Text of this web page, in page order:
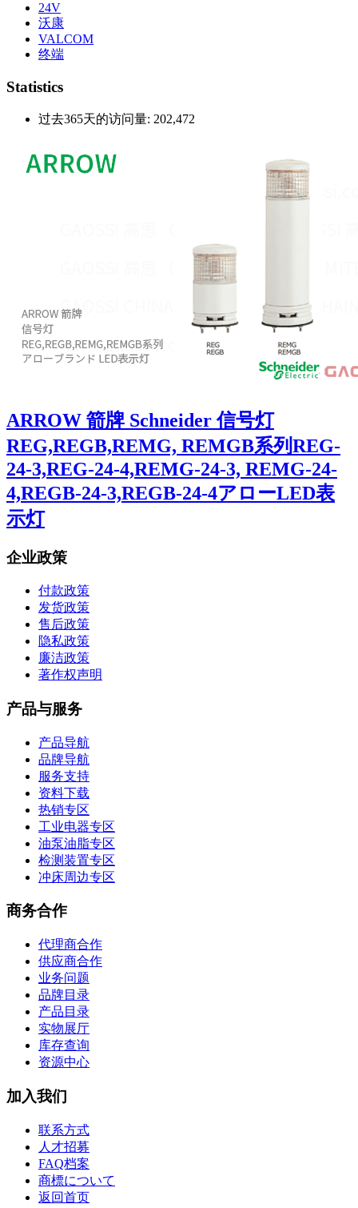
24V
沃康
VALCOM
终端
Statistics
过去365天的访问量: 202,472
ARROW 箭牌 Schneider 信号灯
REG,REGB,REMG, REMGB系列REG-
24-3,REG-24-4,REMG-24-3, REMG-24-
4,REGB-24-3,REGB-24-4アローLED表
示灯
企业政策
付款政策
发货政策
售后政策
隐私政策
廉洁政策
著作权声明
产品与服务
产品导航
品牌导航
服务支持
资料下载
热销专区
工业电器专区
油泵油脂专区
检测装置专区
冲床周边专区
商务合作
代理商合作
供应商合作
业务问题
品牌目录
产品目录
实物展厅
库存查询
资源中心
加入我们
联系方式
人才招募
FAQ档案
商標について
返回首页